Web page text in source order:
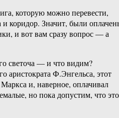
которую можно перевести,
и коридор. Значит, были
и вот вам сразу вопрос — а
светоча — и что видим?
аристократа Ф.Энгельса, этот
и, наверное, оплачивал
но пока допустим, что это